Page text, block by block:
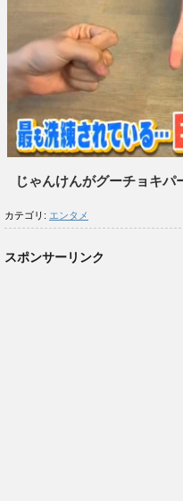
じゃんけんがグーチョキ
カテゴリ: エンタメ
スポンサーリンク